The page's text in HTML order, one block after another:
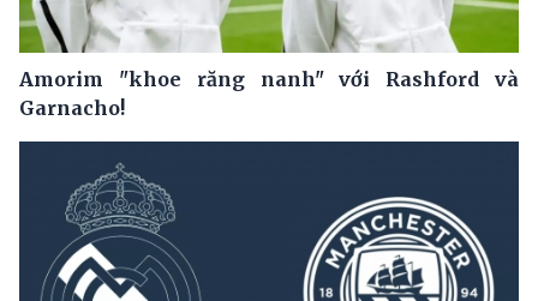
Amorim "khoe răng nanh" với Rashford và
Garnacho!